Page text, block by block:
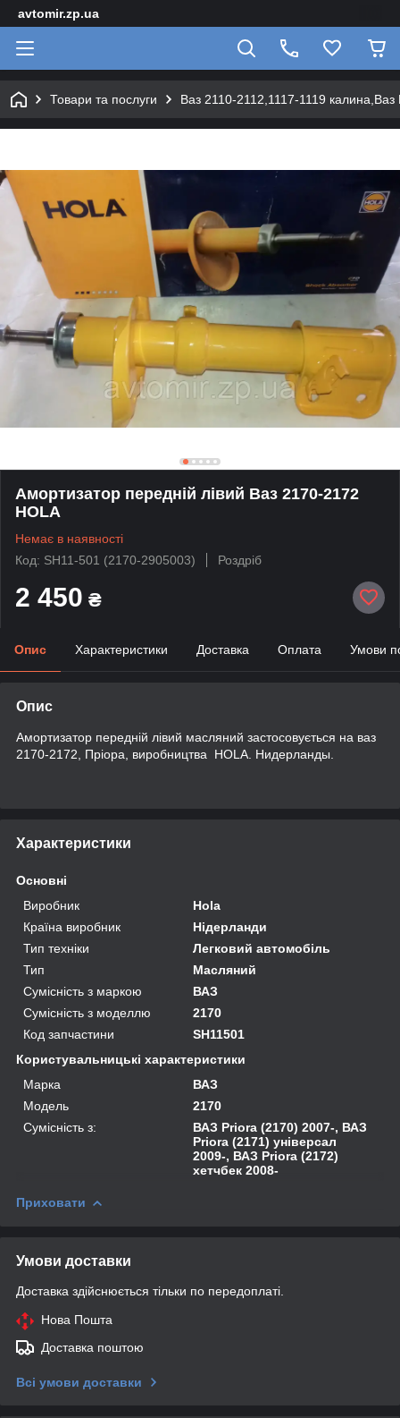
avtomir.zp.ua
Товари та послуги Ваз 2110-2112,1117-1119
Амортизатор передній лівий Ваз 2170-2172
HOLA
Немає в наявності
Код: SH11-501 (2170-2905003)
Роздріб
2 450 ₴
Опис Характеристики Доставка Оплата Умови
Опис
Амортизатор передній лівий масляний застосовується на ваз
2170-2172, Пріора, виробництва HOLA. Нидерланды.
Характеристики
Основні
Виробник
Hola
Країна виробник
Нідерланди
Тип техніки
Легковий автомобіль
Тип
Масляний
Сумісність з маркою
ВАЗ
Сумісність з моделлю
2170
Код запчастини
SH11501
Користувальницькі характеристики
Марка
ВАЗ
Модель
2170
Сумісність з:
ВАЗ Priora (2170) 2007-, ВАЗ
Priora (2171) універсал
2009-, ВАЗ Priora (2172)
хетчбек 2008-
Приховати
Умови доставки
Доставка здійснюється тільки по передоплаті.
Нова Пошта
Доставка поштою
Всі умови доставки